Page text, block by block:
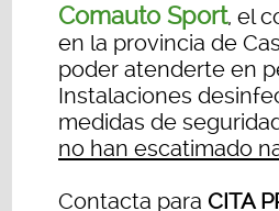
Comauto Sport, el
en la provincia de
poder atenderte en
Instalaciones
medidas de
no han escatimado
Contacta para CITA